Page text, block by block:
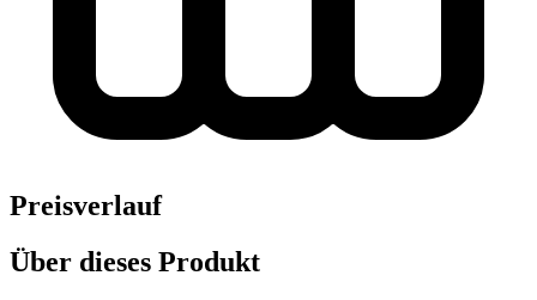
Preisverlauf
Über dieses Produkt